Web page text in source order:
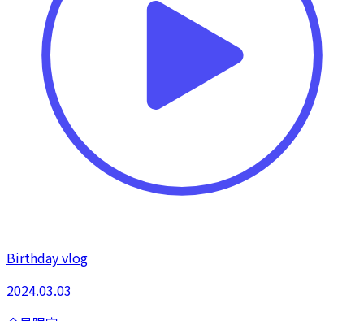
Birthday vlog
2024.03.03